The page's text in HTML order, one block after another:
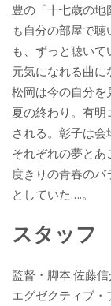
豊の「十七歳の
も自分の部屋で
も、ずっと聴い
元気になれる曲
松岡は今の自分を
夏の終わり。有
される。彰子は会
それぞれの夢と
度きりの青春の
としていた….。
スタッフ
監督・脚本:佐藤信
エグゼクティブ